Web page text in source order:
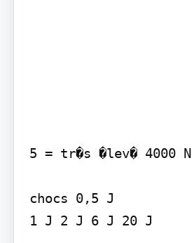
5 = tr�s �lev� 4000 N
chocs 0,5 J
1 J 2 J 6 J 20 J